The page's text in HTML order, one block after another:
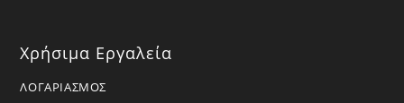
Χρήσιμα Εργαλεία
ΛΟΓΑΡΙΑΣΜΟΣ